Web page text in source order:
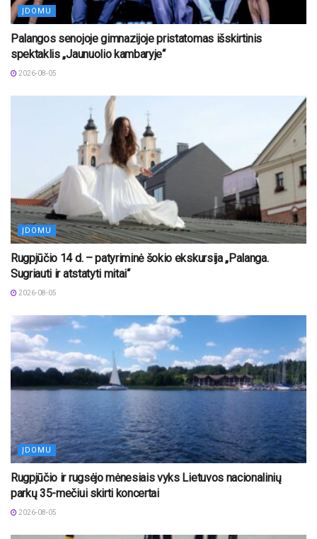
ĮDOMU
Palangos senojoje gimnazijoje pristatomas išskirtinis
spektaklis „Jaunuolio kambaryje“
2026-08-05
ĮDOMU
Rugpjūčio 14 d. – patyriminė šokio ekskursija „Palanga.
Sugriauti ir atstatyti mitai“
2026-08-05
ĮDOMU
Rugpjūčio ir rugsėjo mėnesiais vyks Lietuvos nacionalinių
parkų 35-mečiui skirti koncertai
2026-08-05